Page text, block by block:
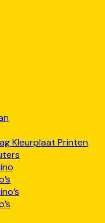
Kleurplaat Printen